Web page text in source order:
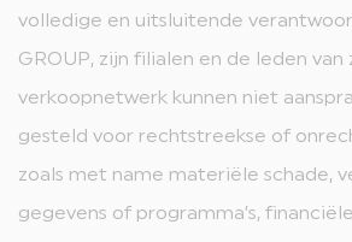
volledige en uitsluitende
GROUP, zijn filialen en de leden van
verkoopnetwerk kunnen niet
gesteld voor rechtstreekse of
zoals met name materiële schade,
gegevens of programma’s,